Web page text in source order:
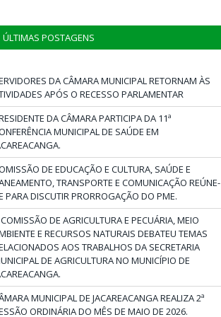
ÚLTIMAS POSTAGENS
DA CÂMARA MUNICIPAL RETORNAM ÀS
APÓS O RECESSO PARLAMENTAR
DA CÂMARA PARTICIPA DA 11ª
MUNICIPAL DE SAÚDE EM
DE EDUCAÇÃO E CULTURA, SAÚDE E
TRANSPORTE E COMUNICAÇÃO REÚNE-
PARA DISCUTIR PRORROGAÇÃO DO PME.
DE AGRICULTURA E PECUÁRIA, MEIO
E RECURSOS NATURAIS DEBATEU TEMAS
AOS TRABALHOS DA SECRETARIA
DE AGRICULTURA NO MUNICÍPIO DE
MUNICIPAL DE JACAREACANGA REALIZA 2ª
ORDINÁRIA DO MÊS DE MAIO DE 2026.